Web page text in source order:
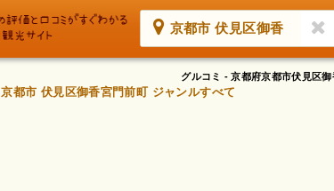
京都市 伏見区御香
グルコミ - 京都府京都市伏見区
京都市 伏見区御香宮門前町 ジャンルすべて